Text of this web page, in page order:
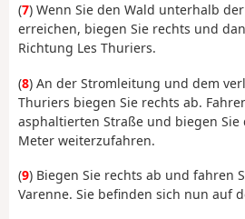
(7) Wenn Sie den Wald unterhalb
erreichen, biegen Sie rechts und
Richtung Les Thuriers.
(8) An der Stromleitung und dem
Thuriers biegen Sie rechts ab.
asphaltierten Straße und biegen
Meter weiterzufahren.
(9) Biegen Sie rechts ab und fahren
Varenne. Sie befinden sich nun auf